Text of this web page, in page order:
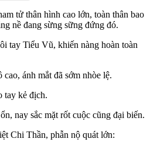
tử thân hình cao lớn, toàn thân bao
nề đang sừng sững đứng đó.
tay Tiểu Vũ, khiến nàng hoàn toàn
ánh mắt đã sớm nhòe lệ.
tay kẻ địch.
nay sắc mặt rốt cuộc cũng đại biến.
Chi Thần, phẫn nộ quát lớn: